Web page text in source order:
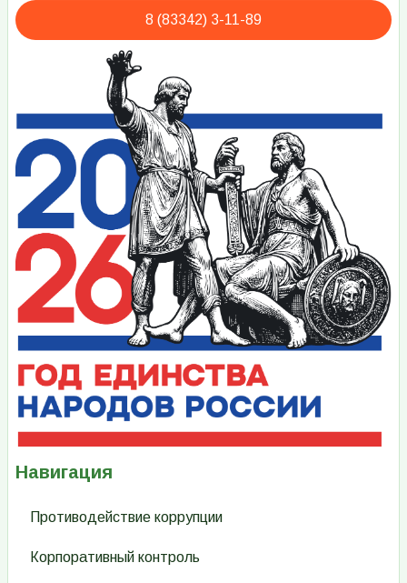
8 (83342) 3-11-89
Навигация
Противодействие коррупции
Корпоративный контроль